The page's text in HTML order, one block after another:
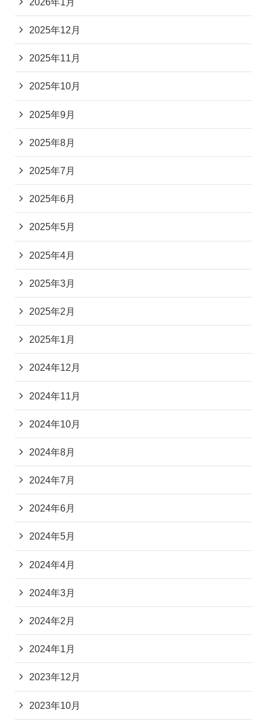
2025年12月
2025年11月
2025年10月
2025年9月
2025年8月
2025年7月
2025年6月
2025年5月
2025年4月
2025年3月
2025年2月
2025年1月
2024年12月
2024年11月
2024年10月
2024年8月
2024年7月
2024年6月
2024年5月
2024年4月
2024年3月
2024年2月
2024年1月
2023年12月
2023年10月